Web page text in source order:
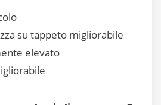
su tappeto migliorabile
elevato